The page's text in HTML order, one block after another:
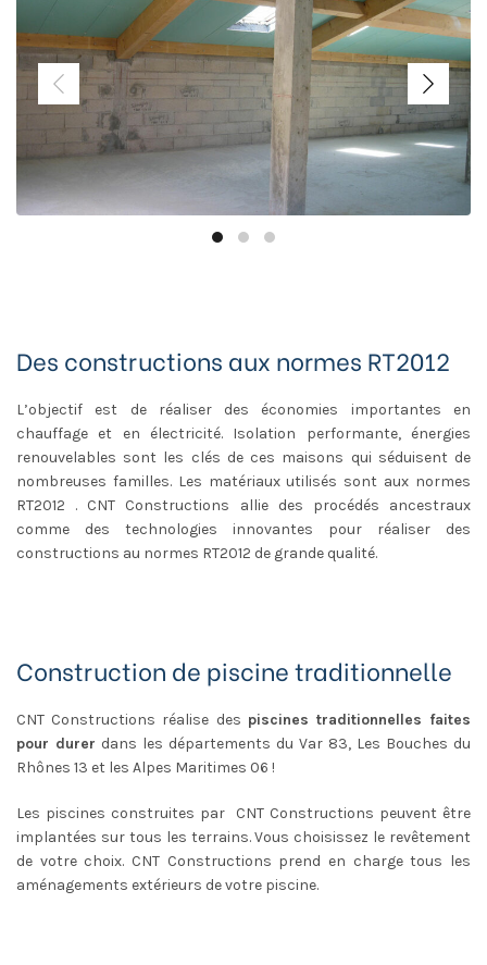
Des constructions aux normes RT2012
L’objectif est de réaliser des économies importantes en
chauffage et en électricité. Isolation performante, énergies
renouvelables sont les clés de ces maisons qui séduisent de
nombreuses familles. Les matériaux utilisés sont aux normes
RT2012 . CNT Constructions allie des procédés ancestraux
comme des technologies innovantes pour réaliser des
constructions au normes RT2012 de grande qualité.
Construction de piscine traditionnelle
CNT Constructions réalise des piscines traditionnelles faites
pour durer dans les départements du Var 83, Les Bouches du
Rhônes 13 et les Alpes Maritimes 06 !
Les piscines construites par CNT Constructions peuvent être
implantées sur tous les terrains. Vous choisissez le revêtement
de votre choix. CNT Constructions prend en charge tous les
aménagements extérieurs de votre piscine.